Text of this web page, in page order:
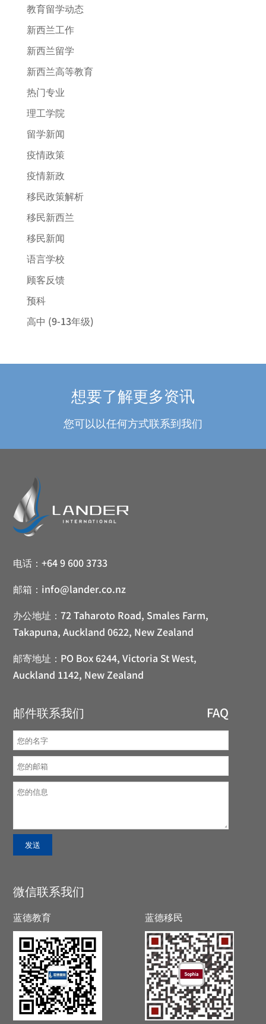
教育留学动态
新西兰工作
新西兰留学
新西兰高等教育
热门专业
理工学院
留学新闻
疫情政策
疫情新政
移民政策解析
移民新西兰
移民新闻
语言学校
顾客反馈
预科
高中 (9-13年级)
想要了解更多资讯
您可以以任何方式联系到我们
电话：+64 9 600 3733
邮箱： info@lander.co.nz
办公地址：72 Taharoto Road, Smales Farm,
Takapuna, Auckland 0622, New Zealand
邮寄地址： PO Box 6244, Victoria St West,
Auckland 1142, New Zealand
邮件联系我们 FAQ
微信联系我们
蓝德教育 蓝德移民